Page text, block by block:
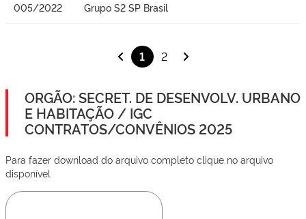
005/2022 Grupo S2 SP Brasil
1 2
ORGÃO: SECRET. DE DESENVOLV. URBANO
E HABITAÇÃO / IGC
CONTRATOS/CONVÊNIOS 2025
Para fazer download do arquivo completo clique no arquivo
disponível